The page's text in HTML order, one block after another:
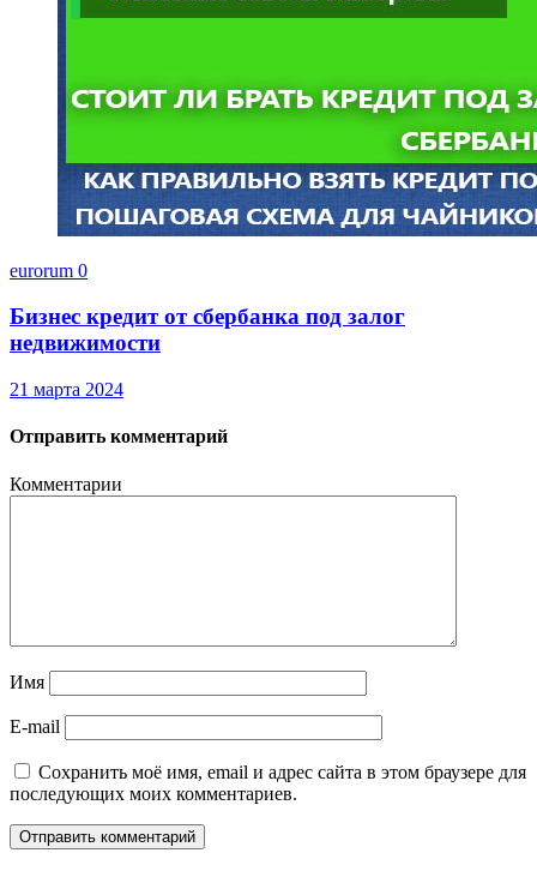
eurorum 0
Бизнес кредит от сбербанка под залог
недвижимости
21 марта 2024
Отправить комментарий
Комментарии
Имя
E-mail
Сохранить моё имя, email и адрес сайта в этом браузере для
последующих моих комментариев.